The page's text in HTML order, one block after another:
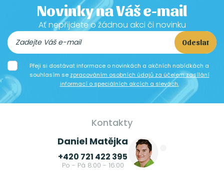
Novinky na Váš e-mail
Ať nepřijdete o žádnou akci či novinku
Odeslat
Přeji si dostávat informace o novinkách a akčních nabídkách a
souhlasím se zpracováním osobních údajů za účelem zasílání
informací o speciálních akcích a slevách.
Kontakty
Daniel Matějka
+420 721 422 395
Po - Pá 8:00 - 16:00